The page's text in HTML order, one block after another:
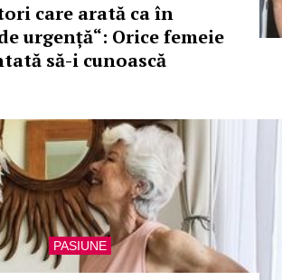
care arată ca în
urgență“: Orice femeie
să-i cunoască
PASIUNE